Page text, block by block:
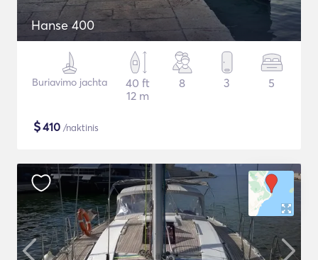
Hanse 400
Buriavimo jachta
40 ft
12 m
8 3 5
$410 /naktinis